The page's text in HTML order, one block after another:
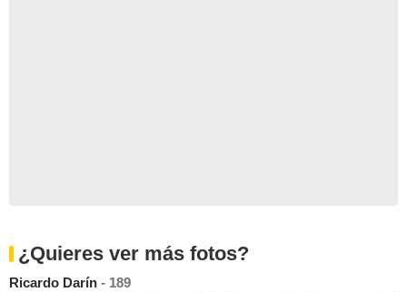
¿Quieres ver más fotos?
Ricardo Darín - 189